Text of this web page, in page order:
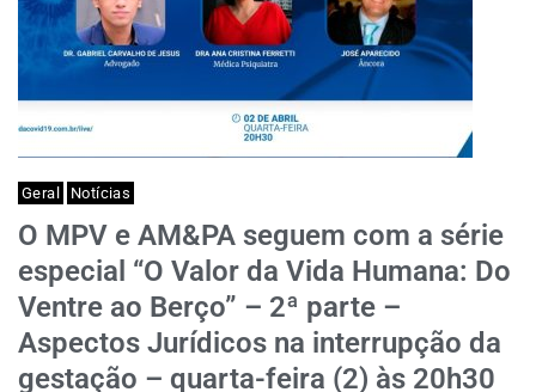
Geral Notícias
O MPV e AM&PA seguem com a série
especial “O Valor da Vida Humana: Do
Ventre ao Berço” – 2ª parte –
Aspectos Jurídicos na interrupção da
gestação – quarta-feira (2) às 20h30